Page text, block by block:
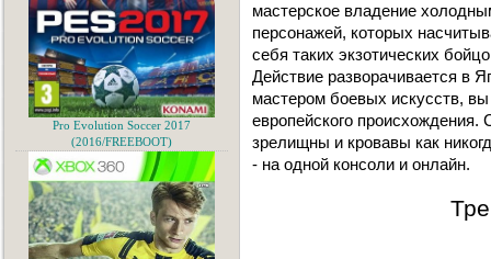
мастерское владение
персонажей, которых
себя таких экзотических
Действие разворачивается в
мастером боевых искусств,
европейского
зрелищны и кровавы как
- на одной консоли и онлайн.
Pro Evolution Soccer 2017
(2016/FREEBOOT)